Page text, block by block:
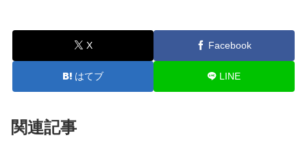
X Facebook
はてブ LINE
関連記事